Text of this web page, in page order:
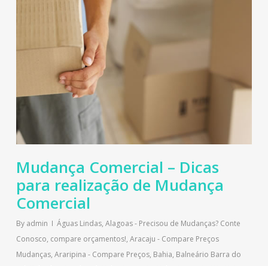
Mudança Comercial – Dicas
para realização de Mudança
Comercial
By admin Águas Lindas, Alagoas - Precisou de Mudanças? Conte
Conosco, compare orçamentos!, Aracaju - Compare Preços
Mudanças, Araripina - Compare Preços, Bahia, Balneário Barra do